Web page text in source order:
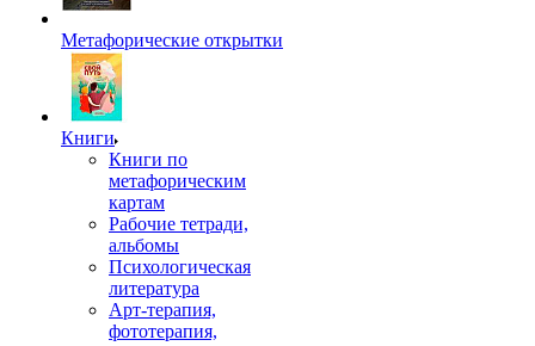
Метафорические открытки
Книги
Книги по
метафорическим
картам
Рабочие тетради,
альбомы
Психологическая
литература
Арт-терапия,
фототерапия,